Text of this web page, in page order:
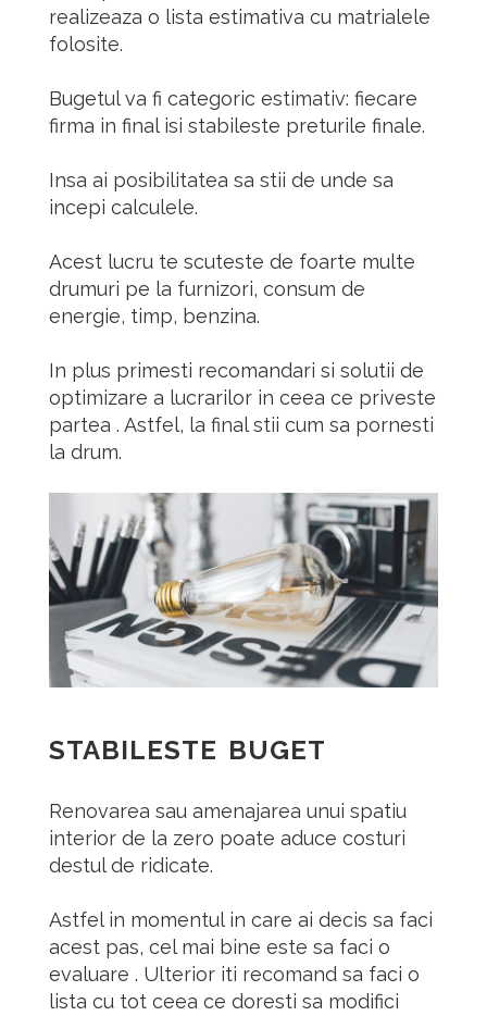
realizeaza o lista estimativa cu matrialele
folosite.
Bugetul va fi categoric estimativ: fiecare
firma in final isi stabileste preturile finale.
Insa ai posibilitatea sa stii de unde sa
incepi calculele.
Acest lucru te scuteste de foarte multe
drumuri pe la furnizori, consum de
energie, timp, benzina.
In plus primesti recomandari si solutii de
optimizare a lucrarilor in ceea ce priveste
partea . Astfel, la final stii cum sa pornesti
la drum.
STABILESTE BUGET
Renovarea sau amenajarea unui spatiu
interior de la zero poate aduce costuri
destul de ridicate.
Astfel in momentul in care ai decis sa faci
acest pas, cel mai bine este sa faci o
evaluare . Ulterior iti recomand sa faci o
lista cu tot ceea ce doresti sa modifici